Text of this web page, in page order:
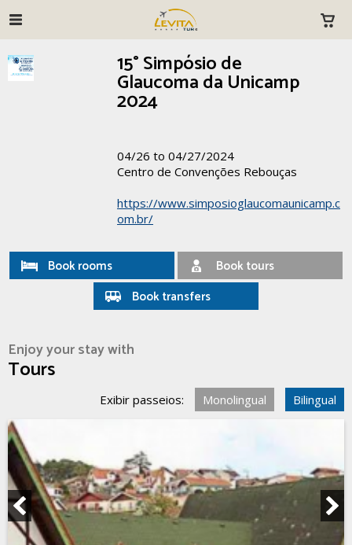
15° Simpósio de
Glaucoma da Unicamp
2024
04/26 to 04/27/2024
Centro de Convenções Rebouças
https://www.simposioglaucomaunicamp.c
om.br/
Book rooms
Book tours
Book transfers
Enjoy your stay with
Tours
Exibir passeios: Monolingual Bilingual